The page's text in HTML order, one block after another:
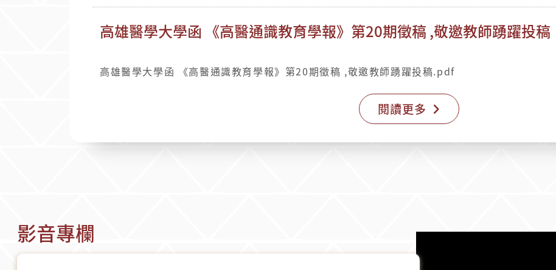
高雄醫學大學函 《高醫通識教育學報》第20期徵稿 ,敬邀教師踴躍投稿
高雄醫學大學函 《高醫通識教育學報》第20期徵稿 ,敬邀教師踴躍投稿.pdf
閱讀更多
影音專欄